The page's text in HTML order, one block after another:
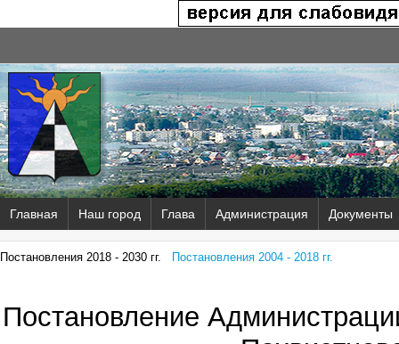
Главная Наш город Глава Администрация Документы
Постановления 2018 - 2030 гг. Постановления 2004 - 2018 гг.
Постановление